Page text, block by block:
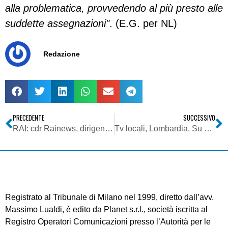
alla problematica, provvedendo al più presto alle
suddette assegnazioni". (E.G. per NL)
Redazione
PRECEDENTE
RAI: cdr Rainews, dirigente ha chiesto stop servizio “scomodo”. Inchiesta su Molise bloccata su segnalazione governatore Iorio
SUCCESSIVO
Tv locali, Lombardia. Su Teleboario esordì Belen
Registrato al Tribunale di Milano nel 1999, diretto dall’avv.
Massimo Lualdi, è edito da Planet s.r.l., società iscritta al
Registro Operatori Comunicazioni presso l’Autorità per le